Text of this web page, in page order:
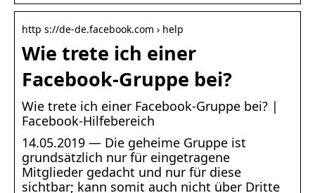
http s://de-de.facebook.com › help
Wie trete ich einer
Facebook-Gruppe bei?
Wie trete ich einer Facebook-Gruppe bei? |
Facebook-Hilfebereich
14.05.2019 — Die geheime Gruppe ist
grundsätzlich nur für eingetragene
Mitglieder gedacht und nur für diese
sichtbar; kann somit auch nicht über Dritte